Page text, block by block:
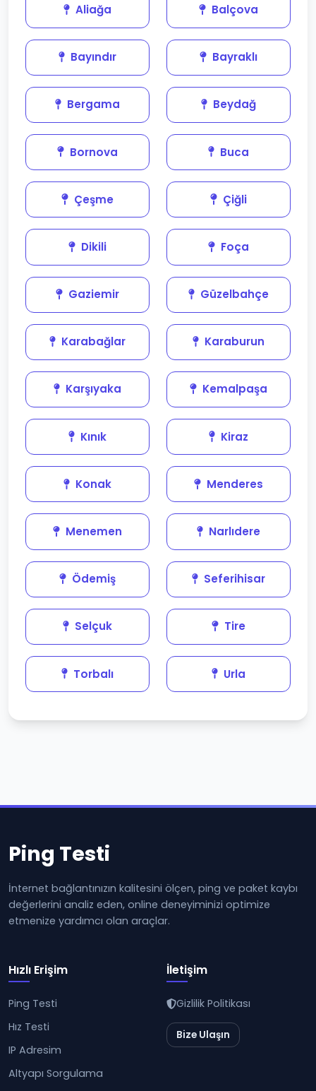
Aliağa Balçova
Bayındır Bayraklı
Bergama Beydağ
Bornova Buca
Çeşme Çiğli
Dikili Foça
Gaziemir Güzelbahçe
Karabağlar Karaburun
Karşıyaka Kemalpaşa
Kınık Kiraz
Konak Menderes
Menemen Narlıdere
Ödemiş Seferihisar
Selçuk Tire
Torbalı Urla
Ping Testi
İnternet bağlantınızın kalitesini ölçen, ping ve paket kaybı
değerlerini analiz eden, online deneyiminizi optimize
etmenize yardımcı olan araçlar.
Hızlı Erişim
Ping Testi
Hız Testi
IP Adresim
Altyapı Sorgulama
İletişim
Gizlilik Politikası
Bize Ulaşın